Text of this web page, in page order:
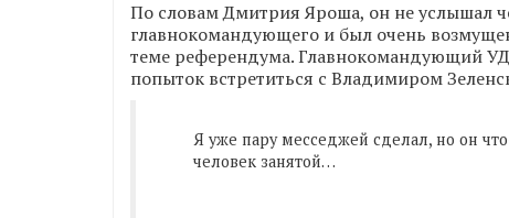
По словам Дмитрия Яроша, он не услышал
главнокомандующего и был очень
теме референдума. Главнокомандующий
попыток встретиться с Владимиром
Я уже пару месседжей сделал, но он
человек занятой…